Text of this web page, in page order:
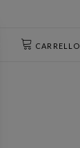
CARRELLO